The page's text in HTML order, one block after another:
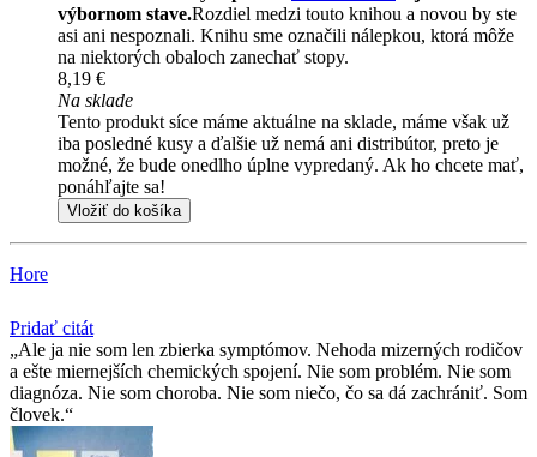
výbornom stave.Rozdiel medzi touto knihou a novou by ste
asi ani nespoznali. Knihu sme označili nálepkou, ktorá môže
na niektorých obaloch zanechať stopy.
8,19 €
Na sklade
Tento produkt síce máme aktuálne na sklade, máme však už
iba posledné kusy a ďalšie už nemá ani distribútor, preto je
možné, že bude onedlho úplne vypredaný. Ak ho chcete mať,
ponáhľajte sa!
Vložiť do košíka
Hore
Pridať citát
Ale ja nie som len zbierka symptómov. Nehoda mizerných rodičov
a ešte miernejších chemických spojení. Nie som problém. Nie som
diagnóza. Nie som choroba. Nie som niečo, čo sa dá zachrániť. Som
človek.